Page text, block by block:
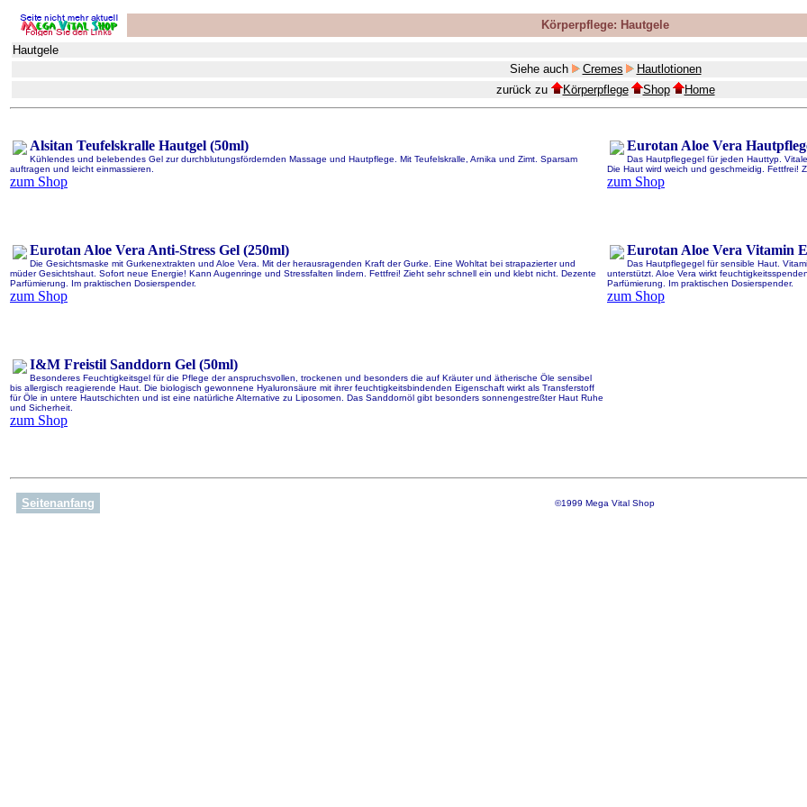
Körperpflege: Hautgele
Hautgele
Siehe auch
Cremes
Hautlotionen
zurück zu
Körperpflege Shop Home
Alsitan Teufelskralle Hautgel (50ml)
Kühlendes und belebendes Gel zur durchblutungsfördernden Massage und Hautpflege. Mit Teufelskralle, Arnika und Zimt. Sparsam
auftragen und leicht einmassieren.
zum Shop
Eurotan Aloe Vera
Das Hautpflegegel für jeden Hauttyp.
Die Haut wird weich und geschmeidig. Fettfrei!
zum Shop
Eurotan Aloe Vera Anti-Stress Gel (250ml)
Die Gesichtsmaske mit Gurkenextrakten und Aloe Vera. Mit der herausragenden Kraft der Gurke. Eine Wohltat bei strapazierter und
müder Gesichtshaut. Sofort neue Energie! Kann Augenringe und Stressfalten lindern. Fettfrei! Zieht sehr schnell ein und klebt nicht. Dezente
Parfümierung. Im praktischen Dosierspender.
zum Shop
Eurotan Aloe Vera Vitamin
Das Hautpflegegel für sensible Haut.
unterstützt. Aloe Vera wirkt
Parfümierung. Im praktischen Dosierspender.
zum Shop
I&M Freistil Sanddorn Gel (50ml)
Besonderes Feuchtigkeitsgel für die Pflege der anspruchsvollen, trockenen und besonders die auf Kräuter und ätherische Öle sensibel
bis allergisch reagierende Haut. Die biologisch gewonnene Hyaluronsäure mit ihrer feuchtigkeitsbindenden Eigenschaft wirkt als Transferstoff
für Öle in untere Hautschichten und ist eine natürliche Alternative zu Liposomen. Das Sanddornöl gibt besonders sonnengestreßter Haut Ruhe
und Sicherheit.
zum Shop
Seitenanfang ©1999 Mega Vital Shop